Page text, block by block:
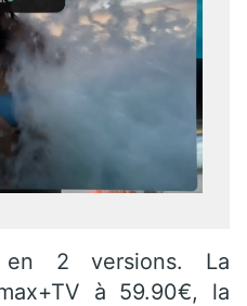
en 2 versions. La
à 59.90€, la